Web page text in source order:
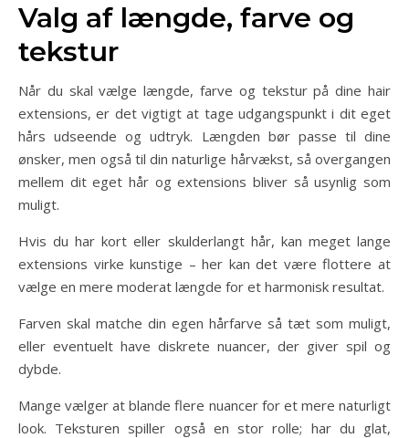
Valg af længde, farve og
tekstur
Når du skal vælge længde, farve og tekstur på dine hair
extensions, er det vigtigt at tage udgangspunkt i dit eget
hårs udseende og udtryk. Længden bør passe til dine
ønsker, men også til din naturlige hårvækst, så overgangen
mellem dit eget hår og extensions bliver så usynlig som
muligt.
Hvis du har kort eller skulderlangt hår, kan meget lange
extensions virke kunstige – her kan det være flottere at
vælge en mere moderat længde for et harmonisk resultat.
Farven skal matche din egen hårfarve så tæt som muligt,
eller eventuelt have diskrete nuancer, der giver spil og
dybde.
Mange vælger at blande flere nuancer for et mere naturligt
look. Teksturen spiller også en stor rolle; har du glat,